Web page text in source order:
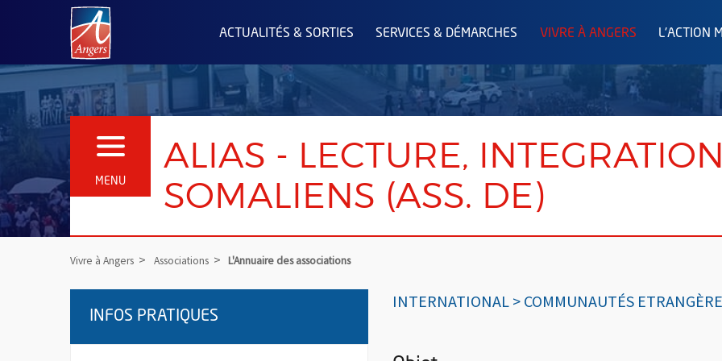
Angers.fr : Retour à l'accueil
ACTUALITÉS & SORTIES SERVICES & DÉMARCHES VIVRE À ANGERS L'ACTION
MENU
OUVRIR LE MENU
ALIAS - LECTURE,
SOMALIENS (ASS. DE)
Vivre à Angers Associations L'Annuaire des associations
INTERNATIONAL > COMMUNAUTÉS
INFOS PRATIQUES